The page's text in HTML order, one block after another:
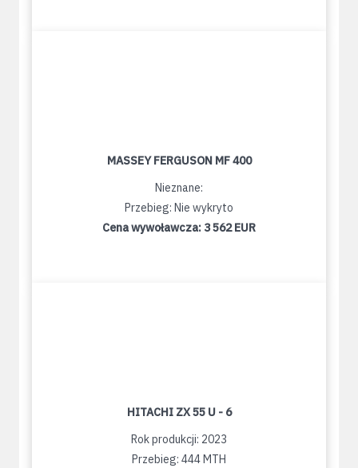
MASSEY FERGUSON MF 400
Nieznane:
Przebieg: Nie wykryto
Cena wywoławcza: 3 562 EUR
HITACHI ZX 55 U - 6
Rok produkcji: 2023
Przebieg: 444 MTH